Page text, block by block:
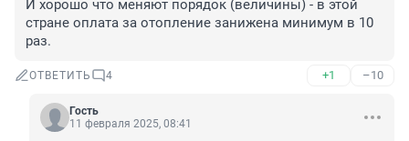
И хорошо что меняют порядок (величины) - в этой
стране оплата за отопление занижена минимум в 10
раз.
ОТВЕТИТЬ 4 +1 –10
Гость
11 февраля 2025, 08:41